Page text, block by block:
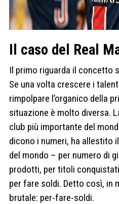
Il caso del Real
Il primo riguarda il concetto
Se una volta crescere i
rimpolpare l’organico della
situazione è molto diversa.
club più importante del
dicono i numeri, ha allestito
del mondo – per numero di
prodotti, per titoli
per fare soldi. Detto così, in
brutale: per-fare-soldi.